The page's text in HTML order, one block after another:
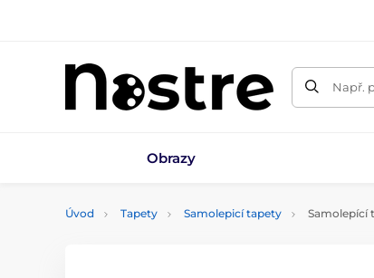
Např.
Obrazy
Úvod Tapety Samolepicí tapety Samolepící